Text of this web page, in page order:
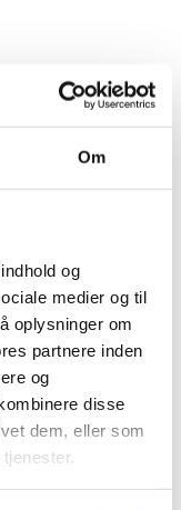
Om
og
medier og til
oplysninger om
partnere inden
og
disse
dem, eller som